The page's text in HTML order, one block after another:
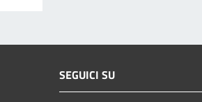
SEGUICI SU